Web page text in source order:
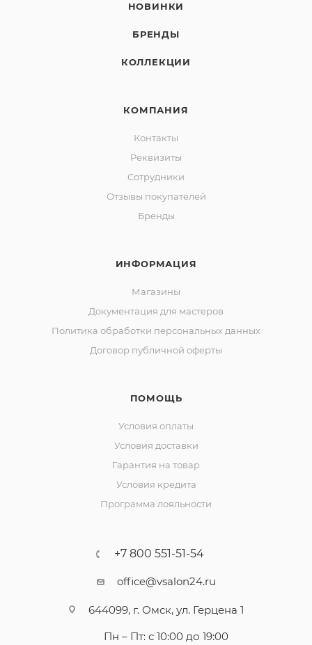
НОВИНКИ
БРЕНДЫ
КОЛЛЕКЦИИ
КОМПАНИЯ
Контакты
Реквизиты
Сотрудники
Отзывы покупателей
Бренды
ИНФОРМАЦИЯ
Магазины
Документация для мастеров
Политика обработки персональных данных
Договор публичной оферты
ПОМОЩЬ
Условия оплаты
Условия доставки
Гарантия на товар
Условия кредита
Программа лояльности
+7 800 551-51-54
office@vsalon24.ru
644099, г. Омск, ул. Герцена 1
Пн – Пт: с 10:00 до 19:00